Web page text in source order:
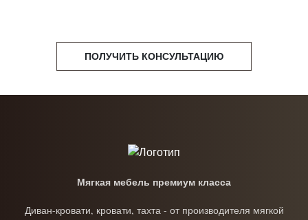
ПОЛУЧИТЬ КОНСУЛЬТАЦИЮ
Мягкая мебель премиум класса
Диван-кровати, кровати, тахта - от производителя мягкой